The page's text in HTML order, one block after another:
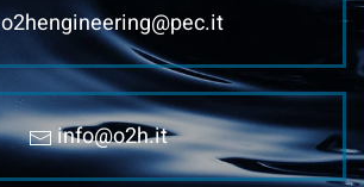
o2hengineering@pec.it
info@o2h.it